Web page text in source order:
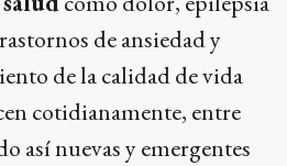
de ansiedad y
de la calidad de vida
cotidianamente, entre
así nuevas y emergentes